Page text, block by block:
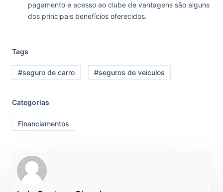
pagamento e acesso ao clube de vantagens são alguns
dos principais benefícios oferecidos.
Tags
#seguro de carro #seguros de veículos
Categorias
Financiamentos